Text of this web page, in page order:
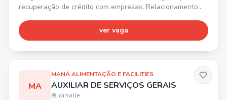
recuperação de crédito com empresas; Relacionamento
de Telemarketing B2B (Araquari/SC), Estagiário de
Marketing (Joinville/SC), Back Office (Joinville/SC),
ver vaga
MA
MANÁ ALIMENTAÇÃO E FACILITIES
AUXILIAR DE SERVIÇOS GERAIS
Joinville